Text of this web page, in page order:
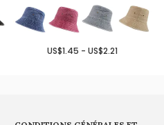
US$1.45 - US$2.21